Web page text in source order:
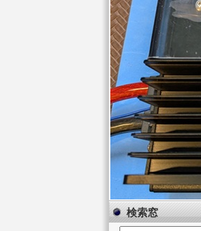
検索窓